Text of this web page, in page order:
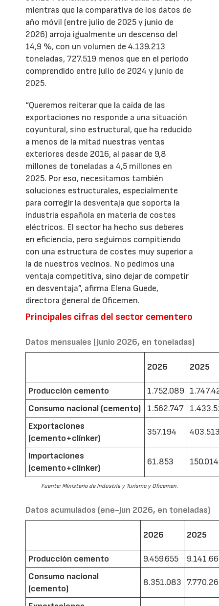
mientras que la comparativa de los datos de
año móvil (entre julio de 2025 y junio de
2026) arroja igualmente un descenso del
14,9 %, con un volumen de 4.139.213
toneladas, 727.519 menos que en el periodo
comprendido entre julio de 2024 y junio de
2025.
“Queremos reiterar que la caída de las
exportaciones no responde a una situación
coyuntural, sino estructural, que ha reducido
a menos de la mitad nuestras ventas
exteriores desde 2016, al pasar de 9,8
millones de toneladas a 4,5 millones en
2025. Por eso, necesitamos también
soluciones estructurales, especialmente
para corregir la desventaja que soporta la
industria española en materia de costes
eléctricos. El sector ha hecho sus deberes
en eficiencia, pero seguimos compitiendo
con una estructura de costes muy superior a
la de nuestros vecinos. No pedimos una
ventaja competitiva, sino dejar de competir
en desventaja”, afirma Elena Guede,
directora general de Oficemen.
Principales cifras del sector cementero
Datos mensuales (junio 2026, en toneladas)
2026 2025
Producción cemento 1.752.089
Consumo nacional (cemento)
1.562.747
Exportaciones
(cemento+clínker)
357.194
Importaciones
(cemento+clínker)
61.853 150.014
Fuente: Ministerio de Industria y Turismo y Oficemen.
Datos acumulados (ene-jun 2026, en toneladas)
2026 2025
Producción cemento 9.459.655
Consumo nacional
(cemento)
8.351.083